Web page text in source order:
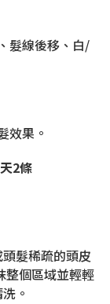
髮線後移、白/
效果。
2條
髮稀疏的頭皮
整個區域並輕輕
。